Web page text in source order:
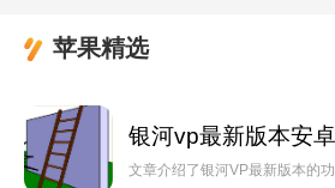
苹果精选
银河vp最新版本安
文章介绍了银河VP最新版本的